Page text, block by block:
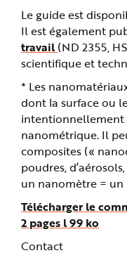
Le guide est
Il est également
travail (ND 2355,
scientifique et
* Les
dont la surface ou
intentionnellement
nanométrique. Il
composites («
poudres,
un nanomètre =
Télécharger le
2 pages l 99 ko
Contact